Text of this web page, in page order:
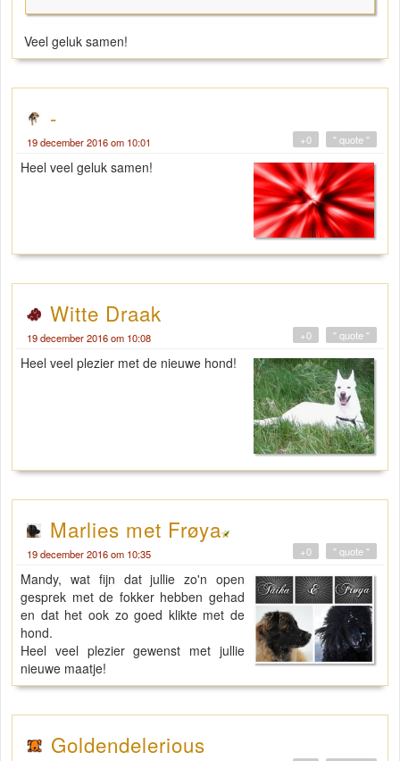
Veel geluk samen!
-
19 december 2016 om 10:01 " quote "
+0
Heel veel geluk samen!
Witte Draak
19 december 2016 om 10:08 " quote "
+0
Heel veel plezier met de nieuwe hond!
Marlies met Frøya
19 december 2016 om 10:35 " quote "
+0
Mandy, wat fijn dat jullie zo'n open
gesprek met de fokker hebben gehad
en dat het ook zo goed klikte met de
hond.
Heel veel plezier gewenst met jullie
nieuwe maatje!
Goldendelerious